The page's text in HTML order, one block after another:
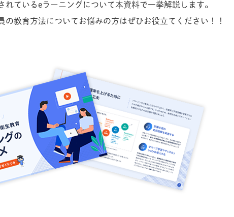
ているeラーニングについて本資料で一挙解説します。
教育方法についてお悩みの方はぜひお役立てください！！